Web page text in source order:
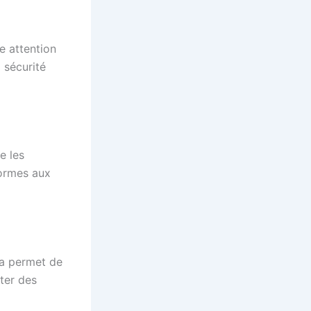
attention
sécurité
les
aux
permet de
des